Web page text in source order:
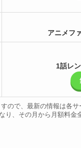
アニメフ
1話レ
ので、最新の情報は各サ
、その月から月額料金